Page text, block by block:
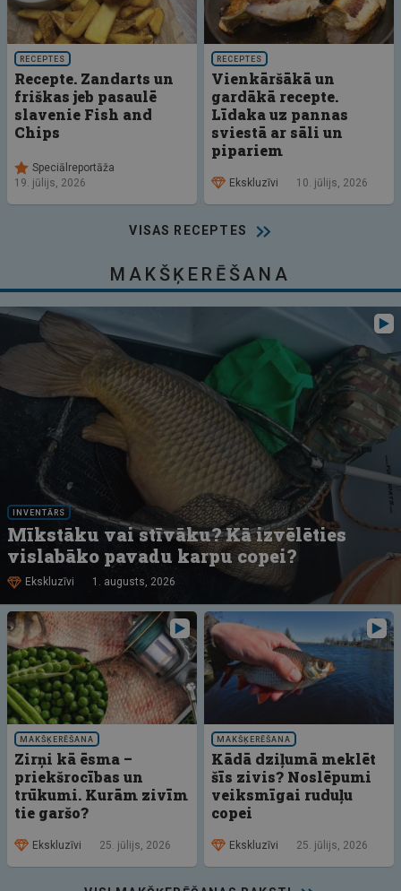
RECEPTES
Recepte. Zandarts un
friškas jeb pasaulē
slavenie Fish and
Chips
Speciālreportāža
19. jūlijs, 2026
RECEPTES
Vienkāršākā un
gardākā recepte.
Līdaka uz pannas
sviestā ar sāli un
pipariem
Ekskluzīvi 10. jūlijs, 2026
VISAS RECEPTES
MAKŠĶERĒŠANA
INVENTĀRS
Mīkstāku vai stīvāku? Kā izvēlēties
vislabāko pavadu karpu copei?
Ekskluzīvi 1. augusts, 2026
MAKŠĶERĒŠANA
Zirņi kā ēsma –
priekšrocības un
trūkumi. Kurām zivīm
tie garšo?
Ekskluzīvi 25. jūlijs, 2026
MAKŠĶERĒŠANA
Kādā dziļumā meklēt
šīs zivis? Noslēpumi
veiksmīgai ruduļu
copei
Ekskluzīvi 25. jūlijs, 2026